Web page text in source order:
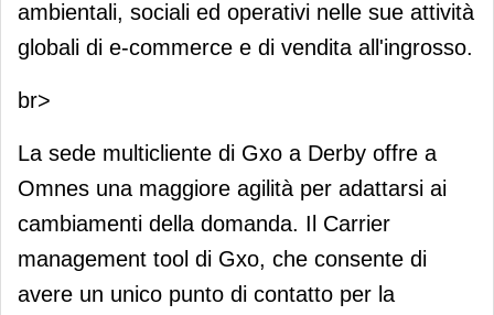
ambientali, sociali ed operativi nelle sue attività
globali di e-commerce e di vendita all'ingrosso.
br>
La sede multicliente di Gxo a Derby offre a
Omnes una maggiore agilità per adattarsi ai
cambiamenti della domanda. Il Carrier
management tool di Gxo, che consente di
avere un unico punto di contatto per la